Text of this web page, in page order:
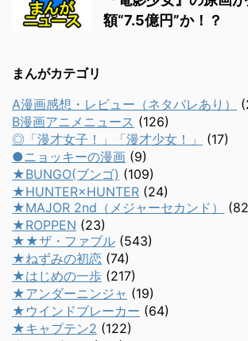
額“7.5億円”か！？
まんがカテゴリ
A漫画感想・レビュー（ネタバレあり）
B漫画アニメニュース (126)
◎「漫才女子！」「漫才少女！」
(17)
●ニョッキーの漫画 (9)
★BUNGO(ブンゴ) (109)
★HUNTER×HUNTER (24)
★MAJOR 2nd（メジャーセカンド）
★ROPPEN (23)
★★ザ・ファブル (543)
★ねずみの初恋 (74)
★はじめの一歩 (217)
★アンダーニンジャ (19)
★ウインドブレーカー (64)
★キャプテン2 (122)